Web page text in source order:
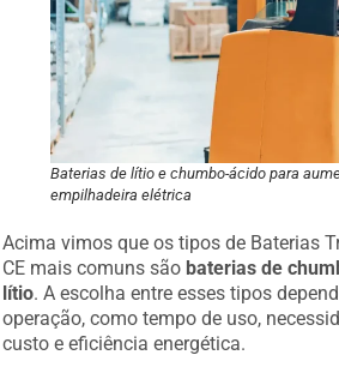
Baterias de lítio e chumbo-ácido para
empilhadeira elétrica
Acima vimos que os tipos de Baterias
CE mais comuns são baterias de
lítio. A escolha entre esses tipos
operação, como tempo de uso,
custo e eficiência energética.